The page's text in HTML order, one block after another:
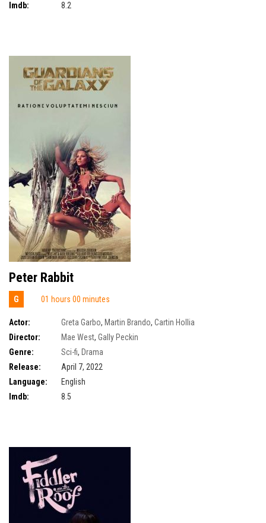
Imdb:
8.2
Peter Rabbit
G 01 hours 00 minutes
Actor: Greta Garbo, Martin Brando, Cartin Hollia
Director:
Mae West, Gally Peckin
Genre:
Sci-fi, Drama
Release:
April 7, 2022
Language:
English
Imdb:
8.5